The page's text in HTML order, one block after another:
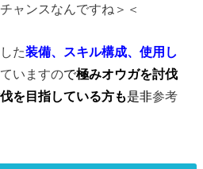
ャンスなんですね＞＜
た装備、スキル構成、使用し
いますので極みオウガを討伐
を目指している方も是非参考